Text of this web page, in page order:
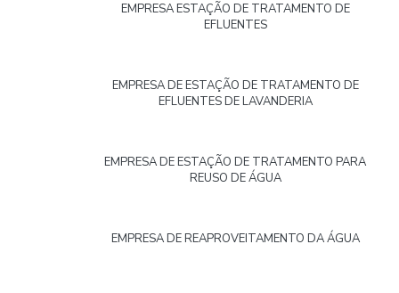
EMPRESA ESTAÇÃO DE TRATAMENTO DE
EFLUENTES
EMPRESA DE ESTAÇÃO DE TRATAMENTO DE
EFLUENTES DE LAVANDERIA
EMPRESA DE ESTAÇÃO DE TRATAMENTO PARA
REUSO DE ÁGUA
EMPRESA DE REAPROVEITAMENTO DA ÁGUA